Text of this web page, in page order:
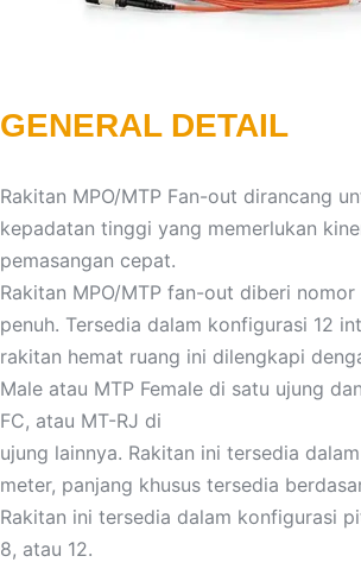
GENERAL DETAIL
Rakitan MPO/MTP Fan-out dirancang
kepadatan tinggi yang memerlukan
pemasangan cepat.
Rakitan MPO/MTP fan-out diberi
penuh. Tersedia dalam konfigurasi 12
rakitan hemat ruang ini dilengkapi
Male atau MTP Female di satu ujung
FC, atau MT-RJ di
ujung lainnya. Rakitan ini tersedia
meter, panjang khusus tersedia
Rakitan ini tersedia dalam konfigurasi
8, atau 12.